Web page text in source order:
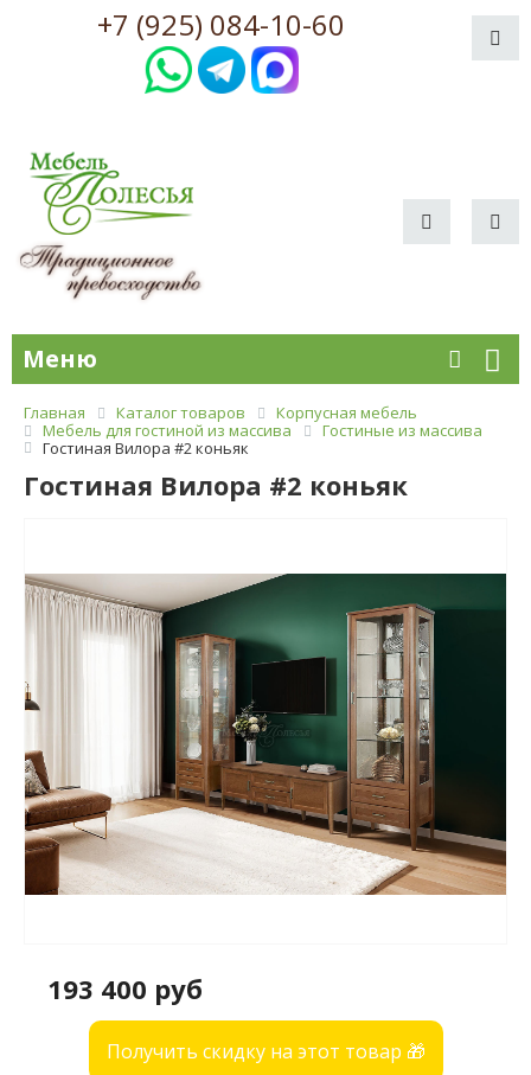
+7 (925) 084-10-60
Меню
Главная Каталог товаров
Корпусная мебель
Мебель для гостиной из массива
Гостиные из массива
Гостиная Вилора #2 коньяк
Гостиная Вилора #2 коньяк
193 400 руб
Получить скидку на этот товар 🎁